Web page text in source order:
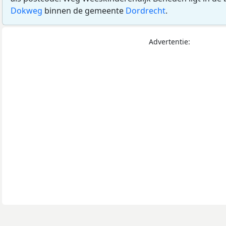
Dokweg binnen de gemeente Dordrecht.
Advertentie: